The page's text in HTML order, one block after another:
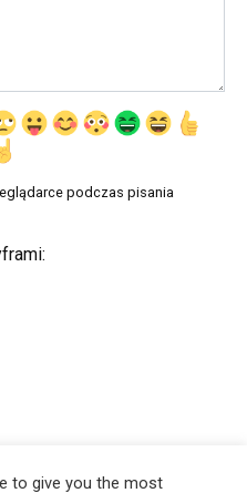
podczas pisania
to give you the most